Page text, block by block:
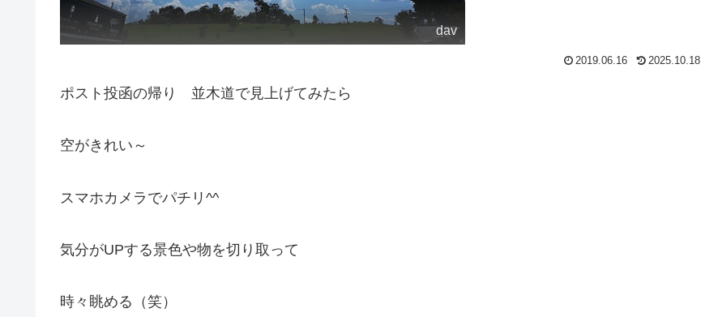
dav
2019.06.16 2025.10.18
ポスト投函の帰り 並木道で見上げてみたら
空がきれい～
スマホカメラでパチリ^^
気分がUPする景色や物を切り取って
時々眺める（笑）